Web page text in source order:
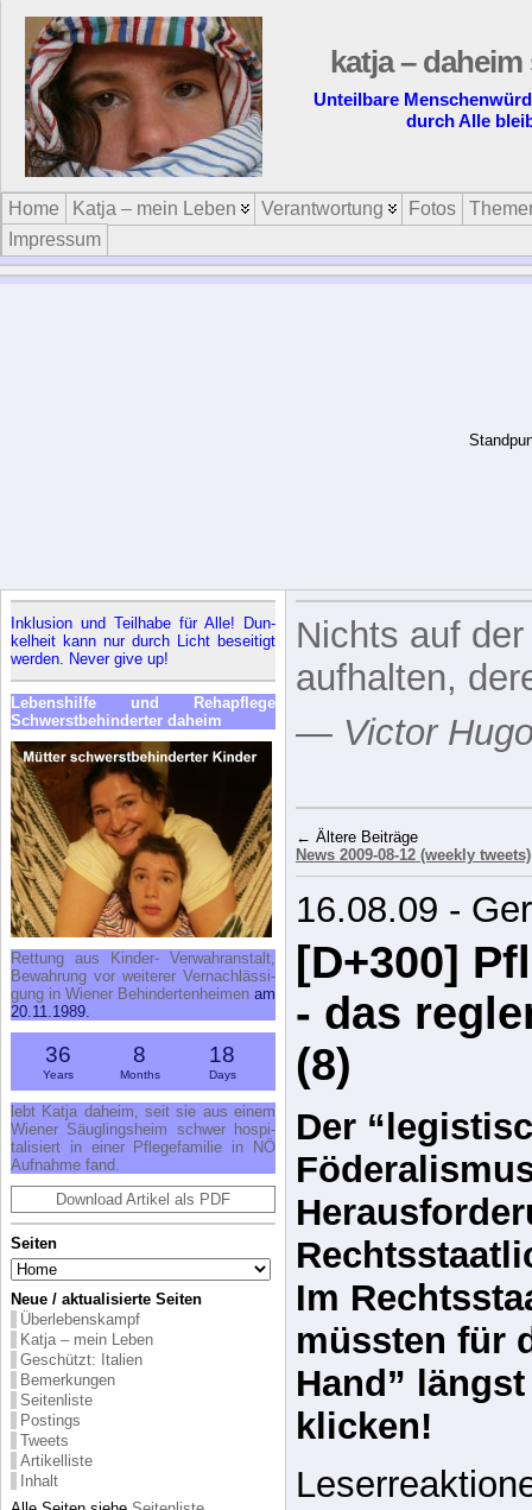
katja –
Unteilbare
durch Alle
Home Katja – mein Leben Verantwortung Fotos
Impressum
Le­bens­hil­fe und Re­h­a­pfle­ge
Schwerst­be­hin­der­ter da­heim
Ret­tung aus Kin­der- Ver­wahr­an­stalt,
Be­wah­rung vor wei­te­rer Ver­nach­läs­si­
gung in Wie­ner Be­hin­der­ten­hei­menam
20.11.1989.
36
Years
8
Months
18
Days
lebt Kat­ja da­heim, seit sie aus ei­nem
ta­li­siert in ei­ner Pfle­ge­fa­mi­lie in NÖ
Auf­nah­me fand.
Download Artikel als PDF
Seiten
Neue / aktualisierte Seiten
Katja – mein Leben
Geschützt: Italien
Bemerkungen
Seitenliste
Postings
Tweets
Artikelliste
Inhalt
Alle Seiten siehe
Herausforderungen
Katja passt in kein Schema
Katja - mein Leben
aufhalten,
—Victor
← Ältere Beiträge
16.08.09 -
[D+300]
- das
(8)
Der
Im
müssten für
Hand”
klicken!
Artikel “Volle
(Text siehe